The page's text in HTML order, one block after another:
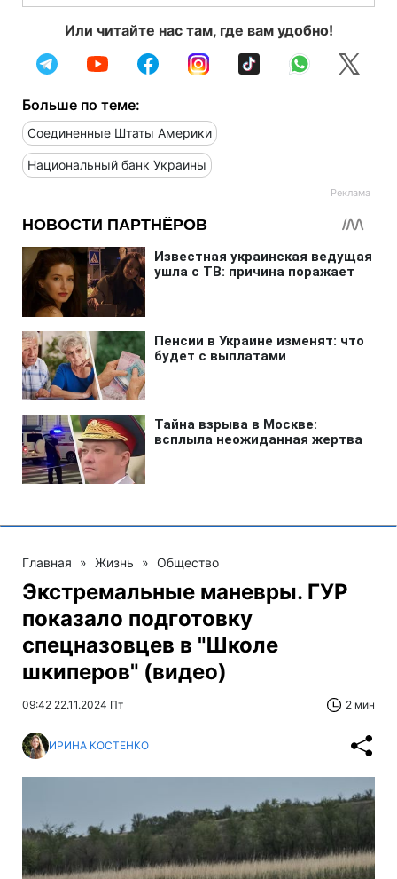
Или читайте нас там, где вам удобно!
Больше по теме:
Соединенные Штаты Америки
Национальный банк Украины
Главная » Жизнь » Общество
Экстремальные маневры. ГУР
показало подготовку
спецназовцев в "Школе
шкиперов" (видео)
09:42 22.11.2024 Пт 2 мин
ИРИНА КОСТЕНКО